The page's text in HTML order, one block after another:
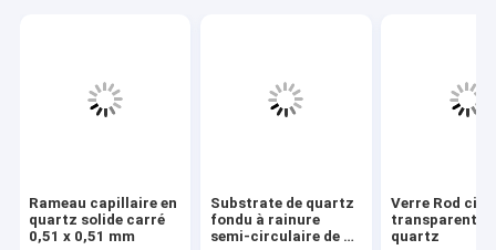
Rameau capillaire en
quartz solide carré
0,51 x 0,51 mm
Substrate de quartz
fondu à rainure
semi-circulaire de 4
Verre Rod
transparent
quartz